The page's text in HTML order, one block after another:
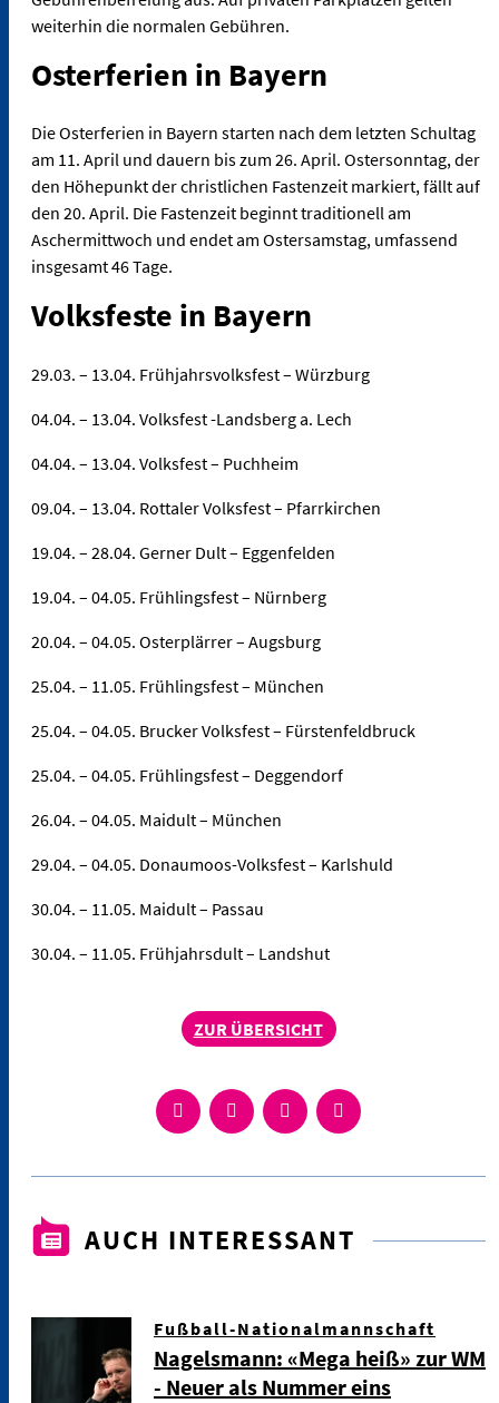
weiterhin die normalen Gebühren.
Osterferien in Bayern
Die Osterferien in Bayern starten nach dem letzten Schultag
am 11. April und dauern bis zum 26. April. Ostersonntag, der
den Höhepunkt der christlichen Fastenzeit markiert, fällt auf
den 20. April. Die Fastenzeit beginnt traditionell am
Aschermittwoch und endet am Ostersamstag, umfassend
insgesamt 46 Tage.
Volksfeste in Bayern
29.03. – 13.04. Frühjahrsvolksfest – Würzburg
04.04. – 13.04. Volksfest -Landsberg a. Lech
04.04. – 13.04. Volksfest – Puchheim
09.04. – 13.04. Rottaler Volksfest – Pfarrkirchen
19.04. – 28.04. Gerner Dult – Eggenfelden
19.04. – 04.05. Frühlingsfest – Nürnberg
20.04. – 04.05. Osterplärrer – Augsburg
25.04. – 11.05. Frühlingsfest – München
25.04. – 04.05. Brucker Volksfest – Fürstenfeldbruck
25.04. – 04.05. Frühlingsfest – Deggendorf
26.04. – 04.05. Maidult – München
29.04. – 04.05. Donaumoos-Volksfest – Karlshuld
30.04. – 11.05. Maidult – Passau
30.04. – 11.05. Frühjahrsdult – Landshut
ZUR ÜBERSICHT
AUCH INTERESSANT
Fußball-Nationalmannschaft
Nagelsmann: «Mega heiß» zur WM
- Neuer als Nummer eins